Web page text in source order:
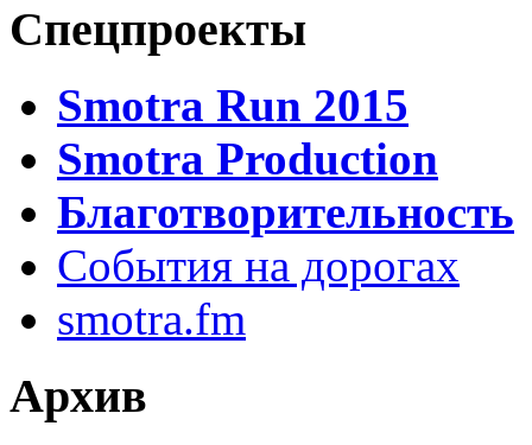
Спецпроекты
Smotra Run 2015
Smotra Production
Благотворительность
События на дорогах
smotra.fm
Архив